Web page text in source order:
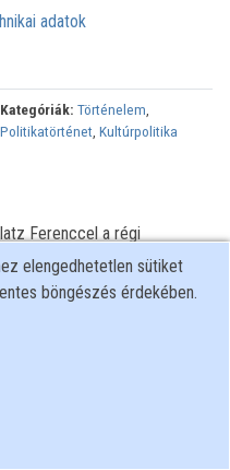
adatok
Kategóriák: Történelem,
Politikatörténet, Kultúrpolitika
Ferenccel a régi
új oktatási reformokról, a
társadalmi
felhasználási
Széchényi Könyvtár
elengedhetetlen sütiket
böngészés érdekében.